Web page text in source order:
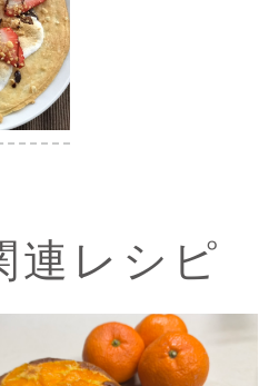
連レシピ